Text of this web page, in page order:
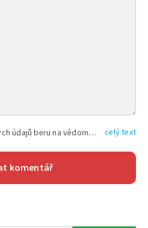
Vyplněním shora uvedených údajů beru na vědomí, že společnost TEXT FACTORY s.r.o., sídlem Brno, Durďákova 336/29, Černá Pole, PSČ: 613 00, IČ: 06157831, zapsané u Krajského soudu v Brně, oddíl C, vložka 100399, bude zpracovávat mé osobní údaje uvedené v rámci mnou vyplněného registračního formuláře na základě oprávněných zájmů TEXT FACTORY s.r.o. dle čl. 6 odst. 1 písm. f) GDPR a pro splnění právních povinností (čl. 6 odst. 1 písm. c) GDPR), a to pro tyto účely: nezbytnost zajistit oprávnění návštěvníka webových stránek provozovaných společností TEXT FACTORY s.r.o. přispívat aktivně ke zveřejněným článkům nebo v rámci diskusních fór a výkon práv TEXT FACTORY s.r.o. jako administrátora těchto diskusních fór. Více informací o zpracování osobních údajů a právech lze nalézt v celý text